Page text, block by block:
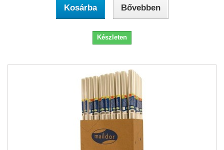
Kosárba Bővebben
Készleten